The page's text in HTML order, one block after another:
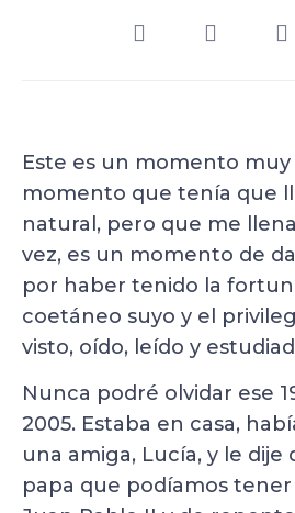
Este es un momento muy
momento que tenía que
natural, pero que me
vez, es un momento de
por haber tenido la
coetáneo suyo y el
visto, oído, leído y
Nunca podré olvidar ese
2005. Estaba en casa,
una amiga, Lucía, y le dije
papa que podíamos tener